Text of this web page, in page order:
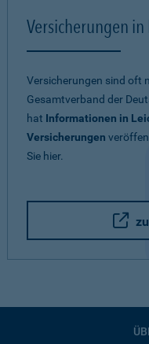
Versicherungen
Versicherungen sind oft
Gesamtverband der
hat Informationen in
Versicherungen
Sie hier.